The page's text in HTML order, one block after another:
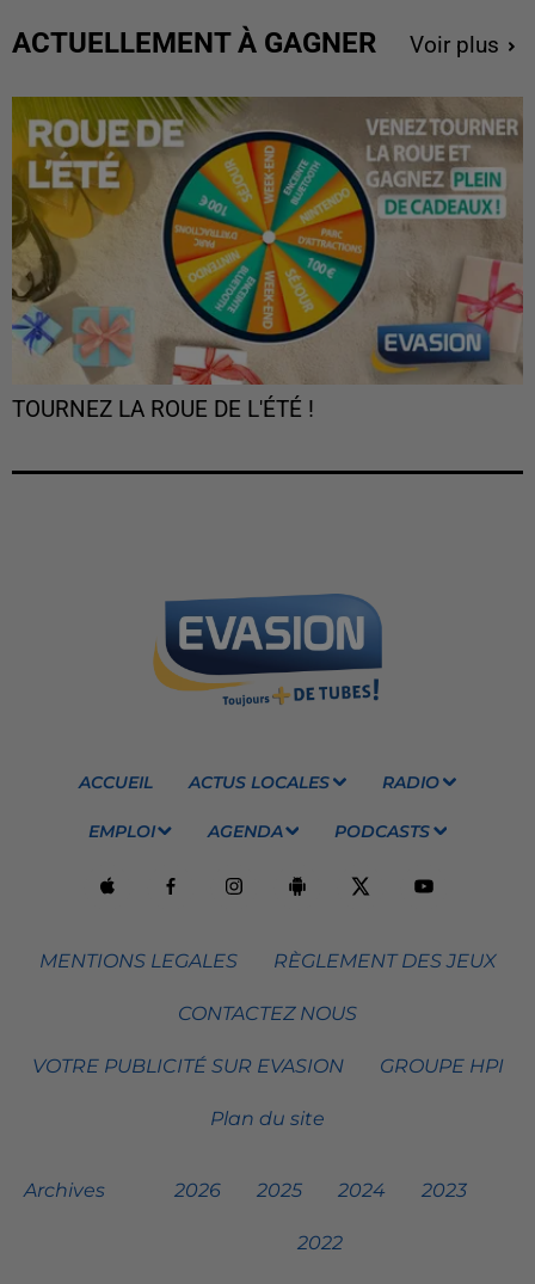
ACTUELLEMENT À GAGNER Voir plus
TOURNEZ LA ROUE DE L'ÉTÉ !
ACCUEIL ACTUS LOCALES RADIO
EMPLOI AGENDA PODCASTS
MENTIONS LEGALES RÈGLEMENT DES JEUX
CONTACTEZ NOUS
VOTRE PUBLICITÉ SUR EVASION GROUPE HPI
Plan du site
Archives 2026 2025 2024 2023
2022